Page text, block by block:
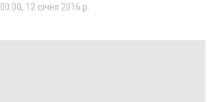
00:00, 12 січня 2016 р.